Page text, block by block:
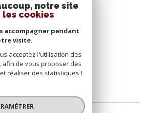
notre site
cookies
accompagner pendant
visite.
acceptez l'utilisation des
afin de vous proposer des
réaliser des statistiques !